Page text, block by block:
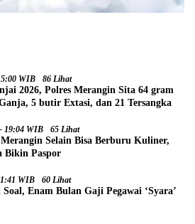
WIB 86 Lihat
2026, Polres Merangin Sita 64 gram
5 butir Extasi, dan 21 Tersangka
19:04 WIB 65 Lihat
Selain Bisa Berburu Kuliner,
Bikin Paspor
WIB 60 Lihat
Enam Bulan Gaji Pegawai ‘Syara’